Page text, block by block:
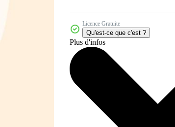
Licence Gratuite
Qu'est-ce que c'est ?
Plus d'infos